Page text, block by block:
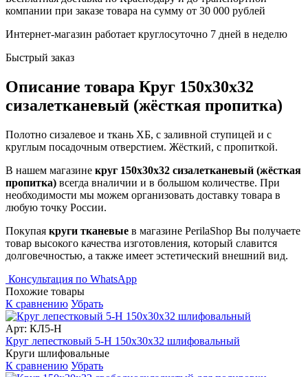
компании при заказе товара на сумму от 30 000 рублей
Интернет-магазин работает круглосуточно 7 дней в неделю
Быстрый заказ
Описание товара Круг 150х30х32
сизалетканевый (жёсткая пропитка)
Полотно сизалевое и ткань ХБ, с заливной ступицей и с
круглым посадочным отверстием. Жёсткий, с пропиткой.
В нашем магазине круг 150х30х32 сизалетканевый (жёсткая
пропитка) всегда вналичии и в большом количестве. При
необходимости мы можем организовать доставку товара в
любую точку России.
Покупая круги тканевые в магазине PerilaShop Вы получаете
товар высокого качества изготовления, который славится
долговечностью, а также имеет эстетический внешний вид.
Консультация по WhatsApp
Похожие товары
К сравнению Убрать
Арт: КЛ5-Н
Круг лепестковый 5-H 150х30х32 шлифовальный
Круги шлифовальные
К сравнению Убрать